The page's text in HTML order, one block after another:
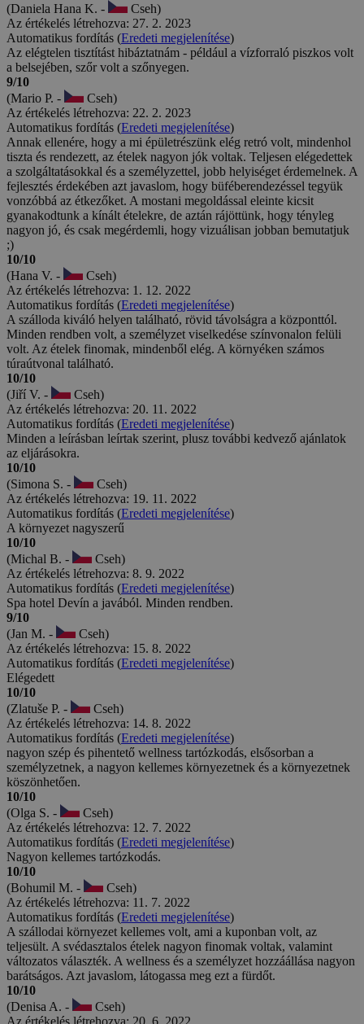
(Daniela Hana K. -
Cseh)
Az értékelés létrehozva: 27. 2. 2023
Automatikus fordítás (Eredeti megjelenítése)
Az elégtelen tisztítást hibáztatnám - például a vízforraló piszkos volt
a belsejében, szőr volt a szőnyegen.
9/10
(Mario P. -
Cseh)
Az értékelés létrehozva: 22. 2. 2023
Automatikus fordítás (Eredeti megjelenítése)
Annak ellenére, hogy a mi épületrészünk elég retró volt, mindenhol
tiszta és rendezett, az ételek nagyon jók voltak. Teljesen elégedettek
a szolgáltatásokkal és a személyzettel, jobb helyiséget érdemelnek. A
fejlesztés érdekében azt javaslom, hogy büféberendezéssel tegyük
vonzóbbá az étkezőket. A mostani megoldással eleinte kicsit
gyanakodtunk a kínált ételekre, de aztán rájöttünk, hogy tényleg
nagyon jó, és csak megérdemli, hogy vizuálisan jobban bemutatjuk
;)
10/10
(Hana V. -
Cseh)
Az értékelés létrehozva: 1. 12. 2022
Automatikus fordítás (Eredeti megjelenítése)
A szálloda kiváló helyen található, rövid távolságra a központtól.
Minden rendben volt, a személyzet viselkedése színvonalon felüli
volt. Az ételek finomak, mindenből elég. A környéken számos
túraútvonal található.
10/10
(Jiří V. -
Cseh)
Az értékelés létrehozva: 20. 11. 2022
Automatikus fordítás (Eredeti megjelenítése)
Minden a leírásban leírtak szerint, plusz további kedvező ajánlatok
az eljárásokra.
10/10
(Simona S. -
Cseh)
Az értékelés létrehozva: 19. 11. 2022
Automatikus fordítás (Eredeti megjelenítése)
A környezet nagyszerű
10/10
(Michal B. -
Cseh)
Az értékelés létrehozva: 8. 9. 2022
Automatikus fordítás (Eredeti megjelenítése)
Spa hotel Devín a javából. Minden rendben.
9/10
(Jan M. -
Cseh)
Az értékelés létrehozva: 15. 8. 2022
Automatikus fordítás (Eredeti megjelenítése)
Elégedett
10/10
(Zlatuše P. -
Cseh)
Az értékelés létrehozva: 14. 8. 2022
Automatikus fordítás (Eredeti megjelenítése)
nagyon szép és pihentető wellness tartózkodás, elsősorban a
személyzetnek, a nagyon kellemes környezetnek és a környezetnek
köszönhetően.
10/10
(Olga S. -
Cseh)
Az értékelés létrehozva: 12. 7. 2022
Automatikus fordítás (Eredeti megjelenítése)
Nagyon kellemes tartózkodás.
10/10
(Bohumil M. -
Cseh)
Az értékelés létrehozva: 11. 7. 2022
Automatikus fordítás (Eredeti megjelenítése)
A szállodai környezet kellemes volt, ami a kuponban volt, az
teljesült. A svédasztalos ételek nagyon finomak voltak, valamint
változatos választék. A wellness és a személyzet hozzáállása nagyon
barátságos. Azt javaslom, látogassa meg ezt a fürdőt.
10/10
(Denisa A. -
Cseh)
Az értékelés létrehozva: 20. 6. 2022